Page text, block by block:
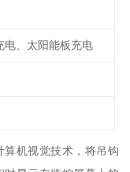
电、太阳能板充电
算机视觉技术，将吊钩